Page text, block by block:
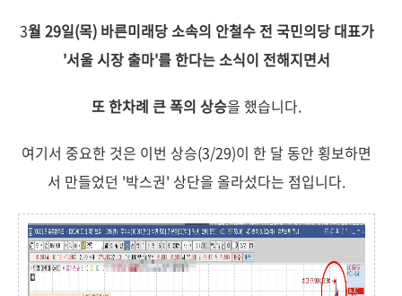
3월 29일(목) 바른미래당 소속의 안철수 전 국민의당 대표가
'서울 시장 출마'를 한다는 소식이 전해지면서
또 한차례 큰 폭의 상승을 했습니다.
여기서 중요한 것은 이번 상승(3/29)이 한 달 동안 횡보하면
서 만들었던 '박스권' 상단을 올라섰다는 점입니다.